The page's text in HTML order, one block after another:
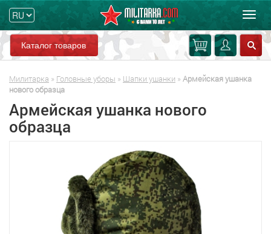
Каталог товаров
Милитарка » Головные уборы » Шапки ушанки » Армейская ушанка
нового образца
Армейская ушанка нового
образца